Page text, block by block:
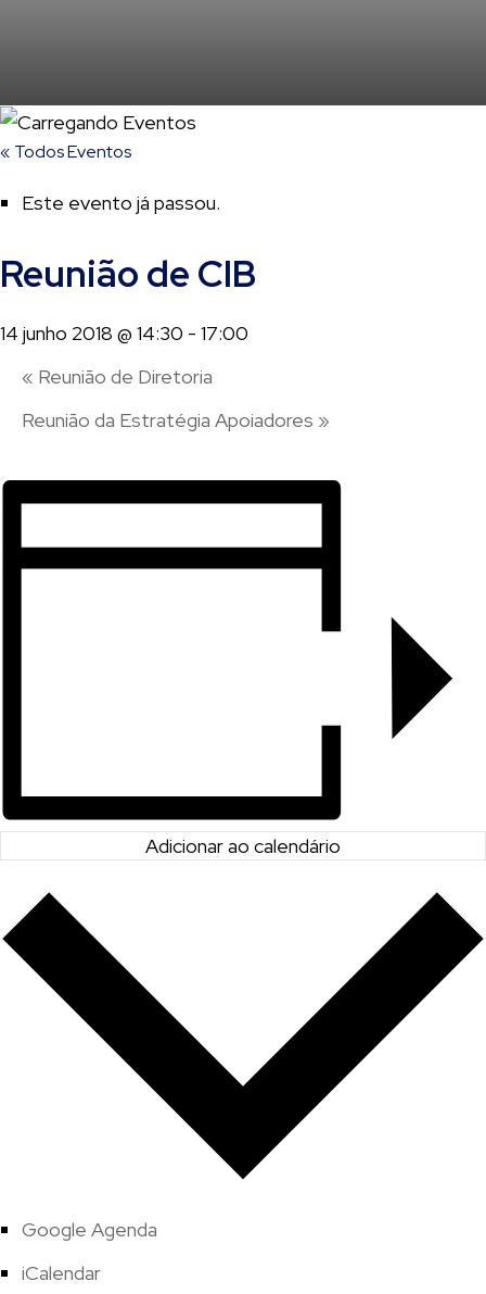
« Todos Eventos
Este evento já passou.
Reunião de CIB
14 junho 2018 @ 14:30 - 17:00
« Reunião de Diretoria
Reunião da Estratégia Apoiadores »
Adicionar ao calendário
Google Agenda
iCalendar